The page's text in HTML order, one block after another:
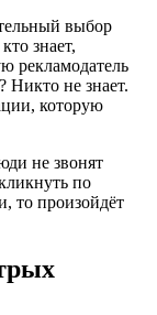
выбор
знает,
рекламодатель
Никто не знает.
которую
не звонят
по
то произойдёт